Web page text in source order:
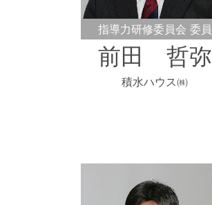
指導力研修委員会 委員
前田 哲弥
積水ハウス㈱